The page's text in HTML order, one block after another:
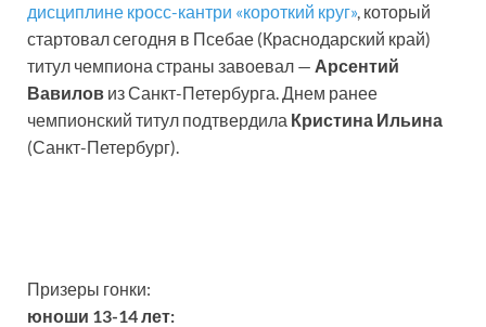
дисциплине кросс-кантри «короткий круг», который
стартовал сегодня в Псебае (Краснодарский край)
титул чемпиона страны завоевал — Арсентий
Вавилов из Санкт-Петербурга. Днем ранее
чемпионский титул подтвердила Кристина Ильина
(Санкт-Петербург).
Призеры гонки:
юноши 13-14 лет: